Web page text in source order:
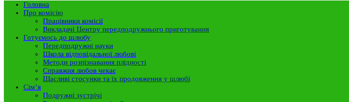
Головна
Про комісію
Працівники комісії
Викладачі Центру передподружнього приготування
Готуємось до шлюбу
Передподружні науки
Школа відповідальної любові
Методи розпізнавання плідності
Справжня любов чекає
Щасливі стосунки та їх продовження у шлюбі
Сім’я
Подружні зустрічі